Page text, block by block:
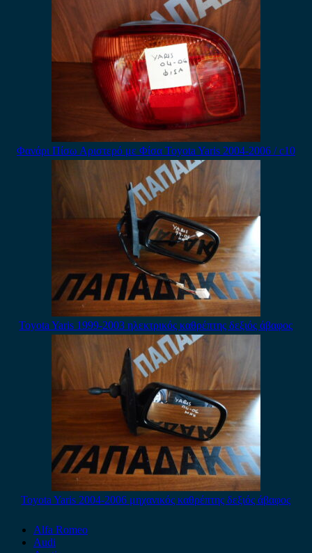
Φανάρι Πίσω Αριστερό με Φίσα Toyota Yaris 2004-2006 / c10
Toyota Yaris 1999-2003 ηλεκτρικός καθρέπτης δεξιός άβαφος
Toyota Yaris 2004-2006 μηχανικός καθρέπτης δεξιός άβαφος
Alfa Romeo
Audi